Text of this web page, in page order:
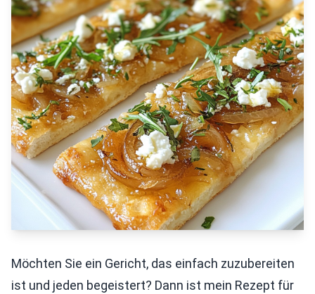
Möchten Sie ein Gericht, das einfach zuzubereiten
ist und jeden begeistert? Dann ist mein Rezept für